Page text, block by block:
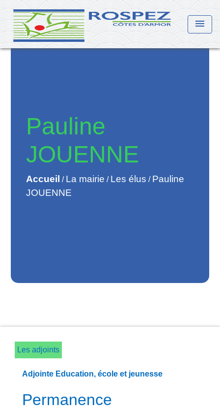
menu
Pauline
JOUENNE
Accueil / La mairie / Les élus / Pauline
JOUENNE
Les adjoints
Adjointe Education, école et jeunesse
Permanence